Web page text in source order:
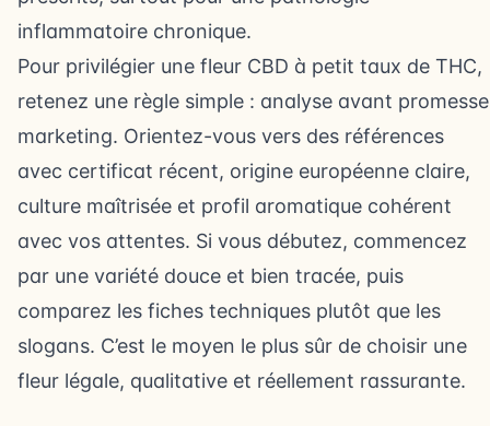
inflammatoire chronique.
Pour privilégier une fleur CBD à petit taux de THC,
retenez une règle simple : analyse avant promesse
marketing. Orientez-vous vers des références
avec certificat récent, origine européenne claire,
culture maîtrisée et profil aromatique cohérent
avec vos attentes. Si vous débutez, commencez
par une variété douce et bien tracée, puis
comparez les fiches techniques plutôt que les
slogans. C’est le moyen le plus sûr de choisir une
fleur légale, qualitative et réellement rassurante.